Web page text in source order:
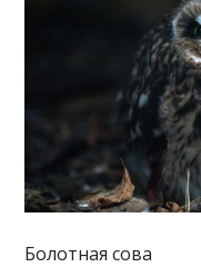
Болотная сова